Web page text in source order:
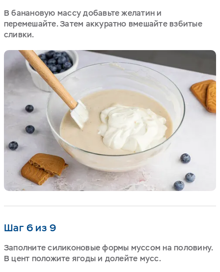
В банановую массу добавьте желатин и
перемешайте. Затем аккуратно вмешайте взбитые
сливки.
Шаг 6 из 9
Заполните силиконовые формы муссом на половину.
В цент положите ягоды и долейте мусс.